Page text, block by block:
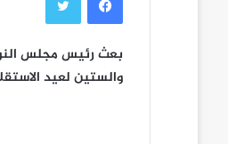
بعث رئيس مجلس
والستين لعيد